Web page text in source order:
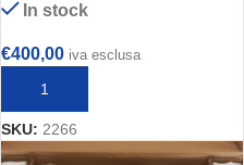
In stock
€400,00 iva esclusa
AGGIUNGI AL CARRELLO
SKU: 2266